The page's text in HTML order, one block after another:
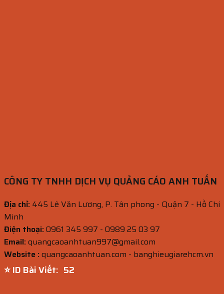
CÔNG TY TNHH DỊCH VỤ QUẢNG CÁO ANH TUẤN
Địa chỉ: 445 Lê Văn Lương, P. Tân phong - Quận 7 - Hồ Chí
Minh
Điện thoại:0961 345 997 - 0989 25 03 97
Email:quangcaoanhtuan997@gmail.com
Website :quangcaoanhtuan.com - banghieugiarehcm.vn
⭐ ID Bài Viết: 51